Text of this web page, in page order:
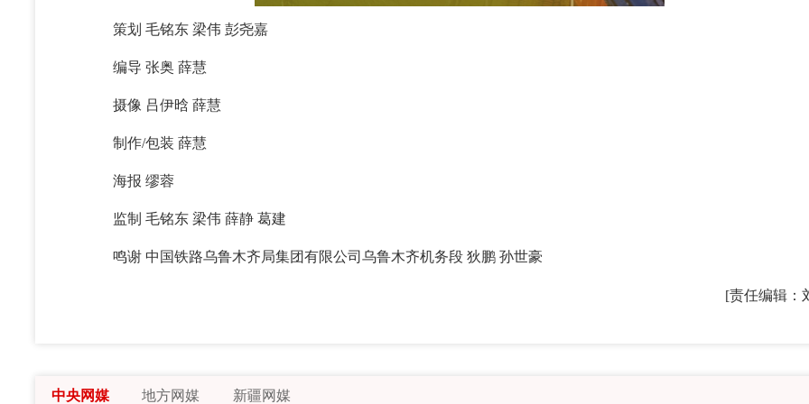
策划 毛铭东 梁伟 彭尧嘉
编导 张奥 薛慧
摄像 吕伊晗 薛慧
制作/包装 薛慧
海报 缪蓉
监制 毛铭东 梁伟 薛静 葛建
鸣谢 中国铁路乌鲁木齐局集团有限公司乌鲁木齐机务段 狄鹏 孙世豪
[责任编辑：
中央网媒 地方网媒 新疆网媒